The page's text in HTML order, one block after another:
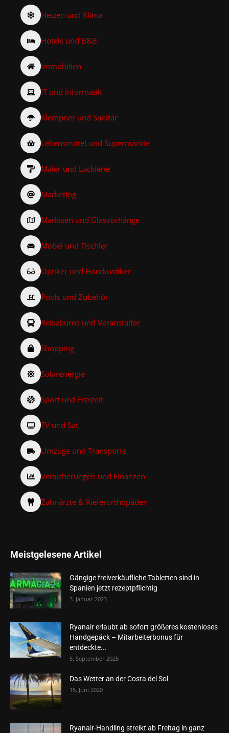
Heizen und Klima
Hotels und B&B
Immobilien
IT und Informatik
Klempner und Sanitär
Lebensmittel und Supermärkte
Maler und Lackierer
Marketing
Markisen und Glasvorhänge
Möbel und Tischler
Optiker und Hörakustiker
Pools und Zubehör
Reisebüros und Veranstalter
Shopping
Solarenergie
Sport und Freizeit
TV und Sat
Umzüge und Transporte
Versicherungen und Finanzen
Zahnärzte & Kieferorthopäden
Meistgelesene Artikel
Gängige freiverkäufliche Tabletten sind in
Spanien jetzt rezeptpflichtig
3. Januar 2023
Ryanair erlaubt ab sofort größeres kostenloses
Handgepäck – Mitarbeiterbonus für
entdeckte...
5. September 2025
Das Wetter an der Costa del Sol
15. Juni 2020
Ryanair-Handling streikt ab Freitag in ganz